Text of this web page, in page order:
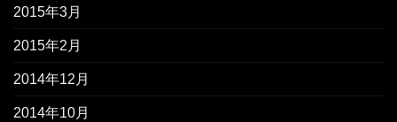
2015年3月
2015年2月
2014年12月
2014年10月